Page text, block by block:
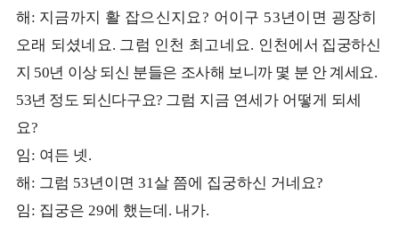
해: 지금까지 활 잡으신지요? 어이구 53년이면 굉장히
오래 되셨네요. 그럼 인천 최고네요. 인천에서 집궁하신
지 50년 이상 되신 분들은 조사해 보니까 몇 분 안 계세요.
53년 정도 되신다구요? 그럼 지금 연세가 어떻게 되세
요?
임: 여든 넷.
해: 그럼 53년이면 31살 쯤에 집궁하신 거네요?
임: 집궁은 29에 했는데. 내가.